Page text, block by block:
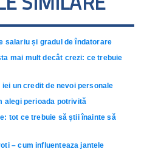
salariu și gradul de îndatorare
mai mult decât crezi: ce trebuie
un credit de nevoi personale
alegi perioada potrivită
tot ce trebuie să știi înainte să
– cum influenteaza jantele